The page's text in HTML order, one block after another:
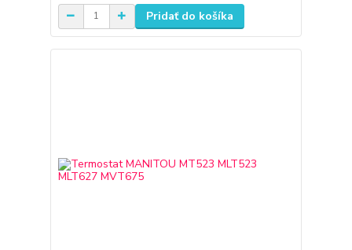
Pridať do košíka